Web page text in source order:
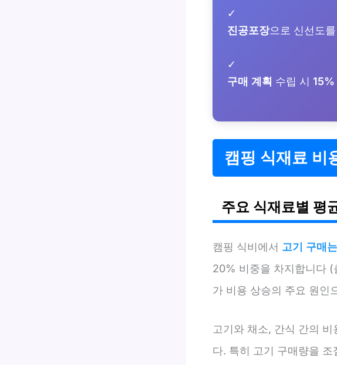
✓
진공포장으로 신선도
✓
구매 계획 수립 시 15%
캠핑 식재료 비
주요 식재료별 평
캠핑 식비에서 고기 구매
20% 비중을 차지합니다
가 비용 상승의 주요 원인
고기와 채소, 간식 간의
다. 특히 고기 구매량을